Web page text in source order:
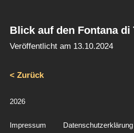
Blick auf den Fontana di
Veröffentlicht am 13.10.2024
< Zurück
2026
Impressum Datenschutzerklärung